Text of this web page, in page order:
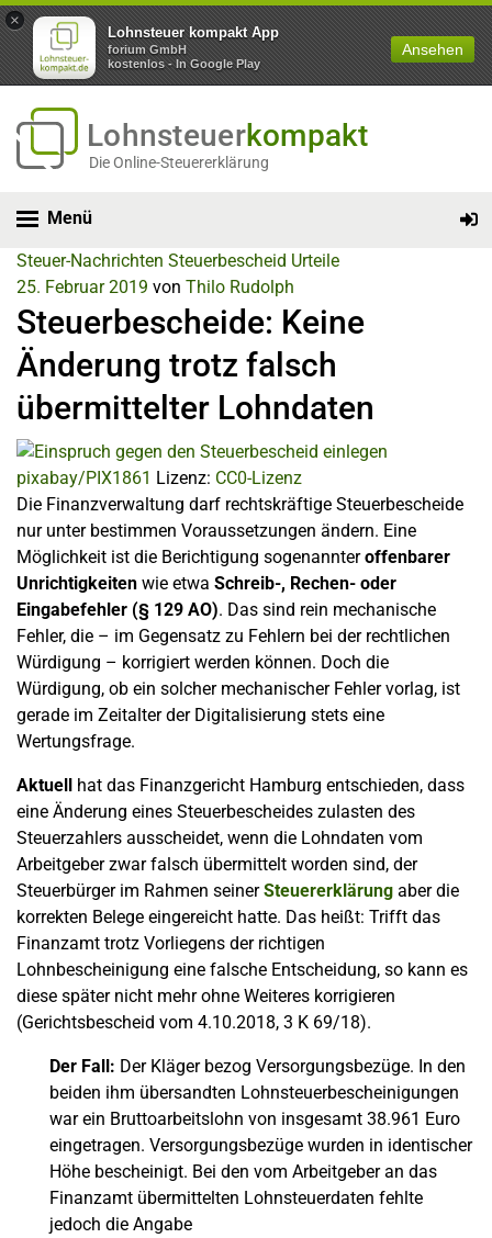
×
Lohnsteuer kompakt App
forium GmbH
kostenlos - In Google Play
Ansehen
Lohnsteuerkompakt
Die Online-Steuererklärung
Menü
Steuer-Nachrichten Steuerbescheid Urteile
25. Februar 2019 von Thilo Rudolph
Steuerbescheide: Keine
Änderung trotz falsch
übermittelter Lohndaten
pixabay/PIX1861 Lizenz: CC0-Lizenz
Die Finanzverwaltung darf rechtskräftige Steuerbescheide
nur unter bestimmen Voraussetzungen ändern. Eine
Möglichkeit ist die Berichtigung sogenannteroffenbarer
Unrichtigkeiten wie etwa Schreib-, Rechen- oder
Eingabefehler (§ 129 AO). Das sind rein mechanische
Fehler, die – im Gegensatz zu Fehlern bei der rechtlichen
Würdigung – korrigiert werden können. Doch die
Würdigung, ob ein solcher mechanischer Fehler vorlag, ist
gerade im Zeitalter der Digitalisierung stets eine
Wertungsfrage.
Aktuell hat das Finanzgericht Hamburg entschieden, dass
eine Änderung eines Steuerbescheides zulasten des
Steuerzahlers ausscheidet, wenn die Lohndaten vom
Arbeitgeber zwar falsch übermittelt worden sind, der
Steuerbürger im Rahmen seinerSteuererklärung aber die
korrekten Belege eingereicht hatte. Das heißt: Trifft das
Finanzamt trotz Vorliegens der richtigen
Lohnbescheinigung eine falsche Entscheidung, so kann es
diese später nicht mehr ohne Weiteres korrigieren
(Gerichtsbescheid vom 4.10.2018, 3 K 69/18).
Der Fall: Der Kläger bezog Versorgungsbezüge. In den
beiden ihm übersandten Lohnsteuerbescheinigungen
war ein Bruttoarbeitslohn von insgesamt 38.961 Euro
eingetragen. Versorgungsbezüge wurden in identischer
Höhe bescheinigt. Bei den vom Arbeitgeber an das
Finanzamt übermittelten Lohnsteuerdaten fehlte
jedoch die Angabe